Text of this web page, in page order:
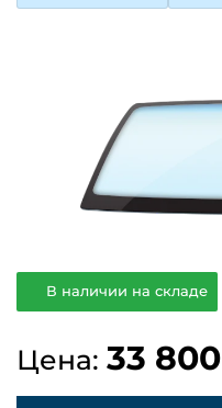
В наличии на складе
Цена: 33 800